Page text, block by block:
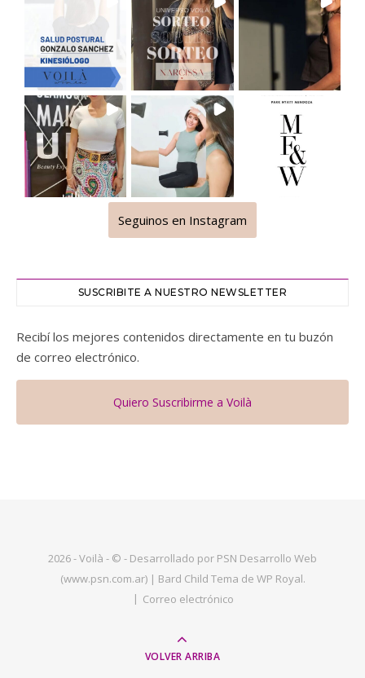
Seguinos en Instagram
SUSCRIBITE A NUESTRO NEWSLETTER
Recibí los mejores contenidos directamente en tu buzón
de correo electrónico.
Quiero Suscribirme a Voilà
2026 - Voilà - © - Desarrollado por PSN Desarrollo Web
(www.psn.com.ar) | Bard Child Tema de WP Royal.
Correo electrónico
VOLVER ARRIBA